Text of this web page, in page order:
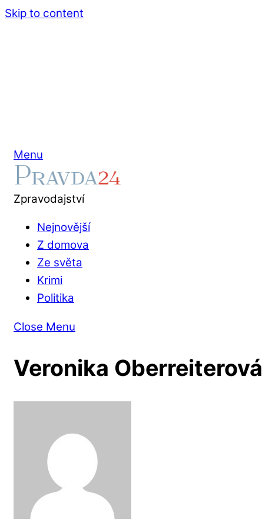
Skip to content
Menu
Zpravodajství
Nejnovější
Z domova
Ze světa
Krimi
Politika
Close Menu
Veronika Oberreiterová